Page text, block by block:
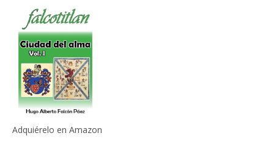
Adquiérelo en Amazon